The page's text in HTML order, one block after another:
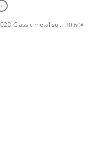
+
1902D Classic metal superb χειροποίητο δαχτυλιδι Catherine bijoux Ροζ χρυσό 30.60€